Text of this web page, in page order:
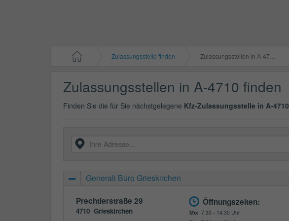
Zulassungsstelle finden Zulassungsstellen in A-4710
Zulassungsstellen in A-4710 finden
Finden Sie die für Sie nächstgelegene Kfz-Zulassungsstelle in A-4710
Generali Büro Grieskirchen
Prechtlerstraße 29
4710 Grieskirchen
Öffnungszeiten:
Mo: 7:30 - 14:30 Uhr